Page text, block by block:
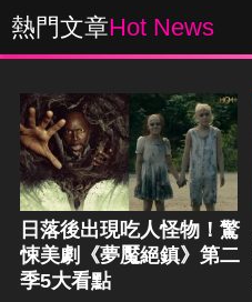
熱門文章Hot News
日落後出現吃人怪物！驚
悚美劇《夢魘絕鎮》第二
季5大看點